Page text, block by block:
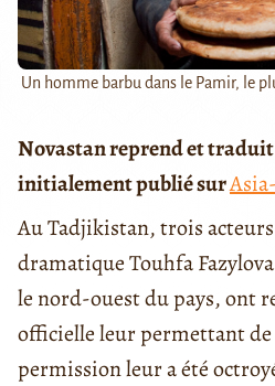
Un homme barbu dans le Pamir, le
Novastan reprend et
initialement publié sur
Au Tadjikistan, trois
dramatique Touhfa
le nord-ouest du pays, ont
officielle leur permettant
permission leur a été